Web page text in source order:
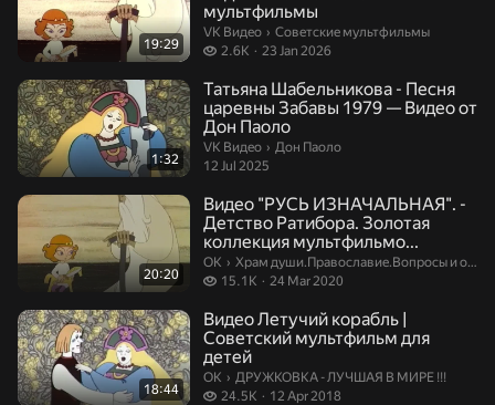
19:29
мультфильмы
VK Видео › Советские мультфильмы.
Советские мультфильмы
2.6K
2.6 thousand views
23 Jan 2026
1:32
Татьяна Шабельникова - Песня
царевны Забавы 1979 — Видео от
Дон Паоло
VK Видео › Дон Паоло.
Дон Паоло
12 Jul 2025
20:20
Видео "РУСЬ ИЗНАЧАЛЬНАЯ". -
Детство Ратибора. Золотая
коллекция мультфильмо...
ОК › Храм души.Православие.Вопросы и
Храм души.Православие.Вопросы и ответы.
15.1K
15.1 thousand views
24 Mar 2020
18:44
Видео Летучий корабль |
Советский мультфильм для
детей
ОК › ДРУЖКОВКА - ЛУЧШАЯ В МИРЕ !!!.
ДРУЖКОВКА - ЛУЧШАЯ В МИРЕ !!!
24.5K
24.5 thousand views
12 Apr 2018